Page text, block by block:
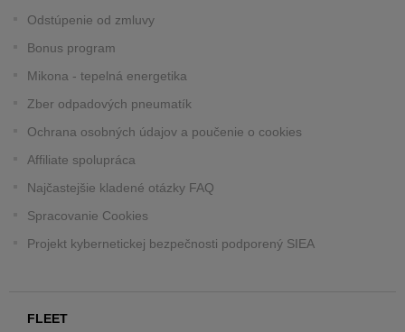
Odstúpenie od zmluvy
Bonus program
Mikona - tepelná energetika
Zber odpadových pneumatík
Ochrana osobných údajov a poučenie o cookies
Affiliate spolupráca
Najčastejšie kladené otázky FAQ
Spracovanie Cookies
Projekt kybernetickej bezpečnosti podporený SIEA
FLEET